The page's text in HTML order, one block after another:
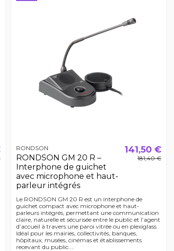
RONDSON
RONDSON GM 20 R –
Interphone de guichet
avec microphone et haut-
parleur intégrés
141,50 €
181,40 €
Le RONDSON GM 20 R est un interphone de
guichet compact avec microphone et haut-
parleurs intégrés, permettant une communication
claire, naturelle et sécurisée entre le public et l’agent
d’accueil à travers une paroi vitrée ou en plexiglass.
Idéal pour les mairies, collectivités, banques,
hôpitaux, musées, cinémas et établissements
recevant du public....